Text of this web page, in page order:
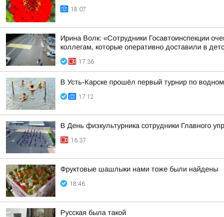
18:07
Ирина Волк: «Сотрудники Госавтоинспекции
коллегам, которые оперативно доставили в
17:36
В Усть-Карске прошёл первый турнир по
17:12
В День физкультурника сотрудники Главного
16:37
Фруктовые шашлыки нами тоже были найдены
18:46
Русская была такой